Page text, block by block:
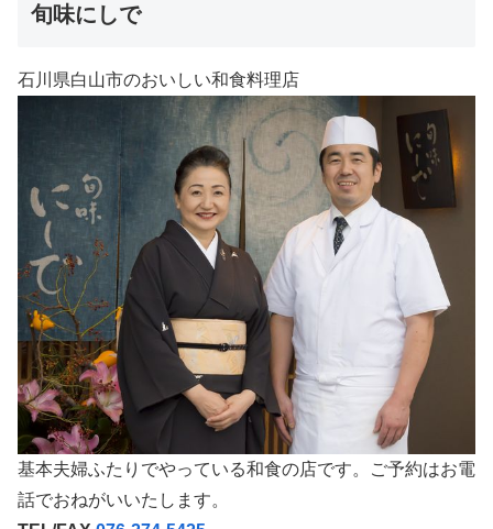
旬味にしで
石川県白山市のおいしい和食料理店
基本夫婦ふたりでやっている和食の店です。ご予約はお電
話でおねがいいたします。